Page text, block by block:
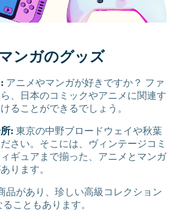
ンガのグッズ
アニメやマンガが好きですか？ ファ
、日本のコミックやアニメに関連す
ることができるでしょう。
: 東京の中野ブロードウェイや秋葉
さい。そこには、ヴィンテージコミ
ギュアまで揃った、アニメとマンガ
ります。
品があり、珍しい高級コレクション
こともあります。